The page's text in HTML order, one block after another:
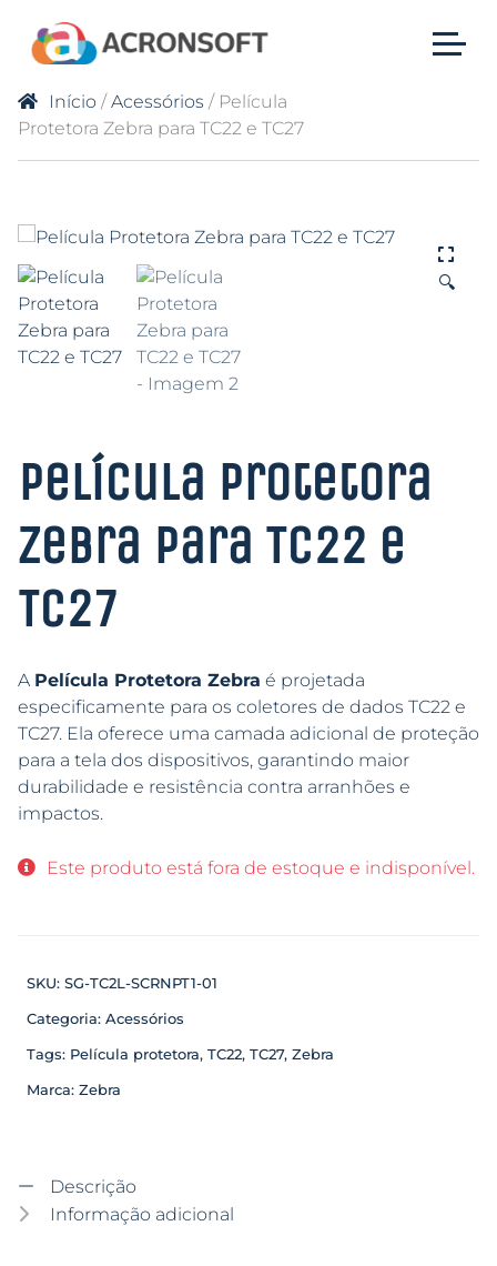
Início /Acessórios / Película
Protetora Zebra para TC22 e TC27
🔍
Película Protetora
Zebra para TC22 e
TC27
A Película Protetora Zebra é projetada
especificamente para os coletores de dados TC22 e
TC27. Ela oferece uma camada adicional de proteção
para a tela dos dispositivos, garantindo maior
durabilidade e resistência contra arranhões e
impactos.
Este produto está fora de estoque e indisponível.
SKU: SG-TC2L-SCRNPT1-01
Categoria: Acessórios
Tags: Película protetora, TC22, TC27, Zebra
Marca: Zebra
Descrição
Informação adicional